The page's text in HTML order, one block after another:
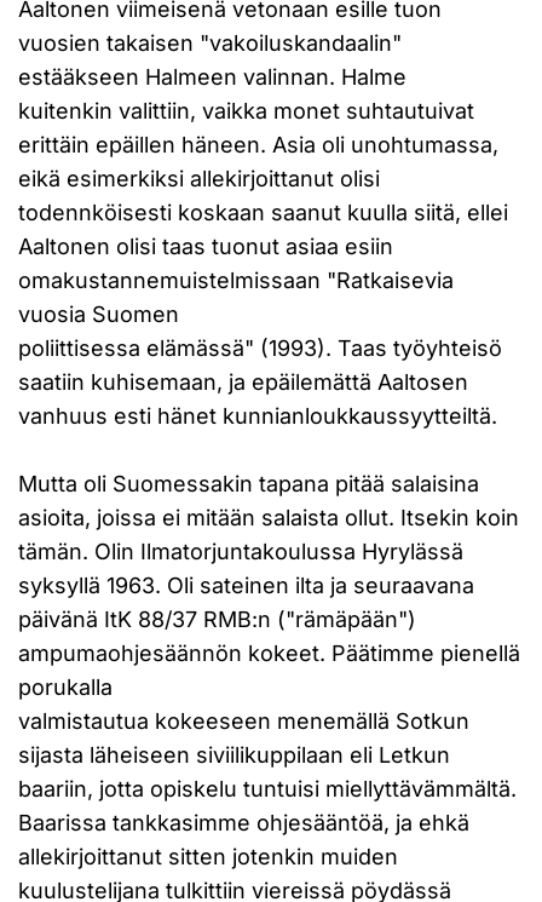
Aaltonen viimeisenä vetonaan esille tuon
vuosien takaisen "vakoiluskandaalin"
estääkseen Halmeen valinnan. Halme
kuitenkin valittiin, vaikka monet suhtautuivat
erittäin epäillen häneen. Asia oli unohtumassa,
eikä esimerkiksi allekirjoittanut olisi
todennköisesti koskaan saanut kuulla siitä, ellei
Aaltonen olisi taas tuonut asiaa esiin
omakustannemuistelmissaan "Ratkaisevia
vuosia Suomen
poliittisessa elämässä" (1993). Taas työyhteisö
saatiin kuhisemaan, ja epäilemättä Aaltosen
vanhuus esti hänet kunnianloukkaussyytteiltä.
Mutta oli Suomessakin tapana pitää salaisina
asioita, joissa ei mitään salaista ollut. Itsekin koin
tämän. Olin Ilmatorjuntakoulussa Hyrylässä
syksyllä 1963. Oli sateinen ilta ja seuraavana
päivänä ItK 88/37 RMB:n ("rämäpään")
ampumaohjesäännön kokeet. Päätimme pienellä
porukalla
valmistautua kokeeseen menemällä Sotkun
sijasta läheiseen siviilikuppilaan eli Letkun
baariin, jotta opiskelu tuntuisi miellyttävämmältä.
Baarissa tankkasimme ohjesääntöä, ja ehkä
allekirjoittanut sitten jotenkin muiden
kuulustelijana tulkittiin viereissä pöydässä